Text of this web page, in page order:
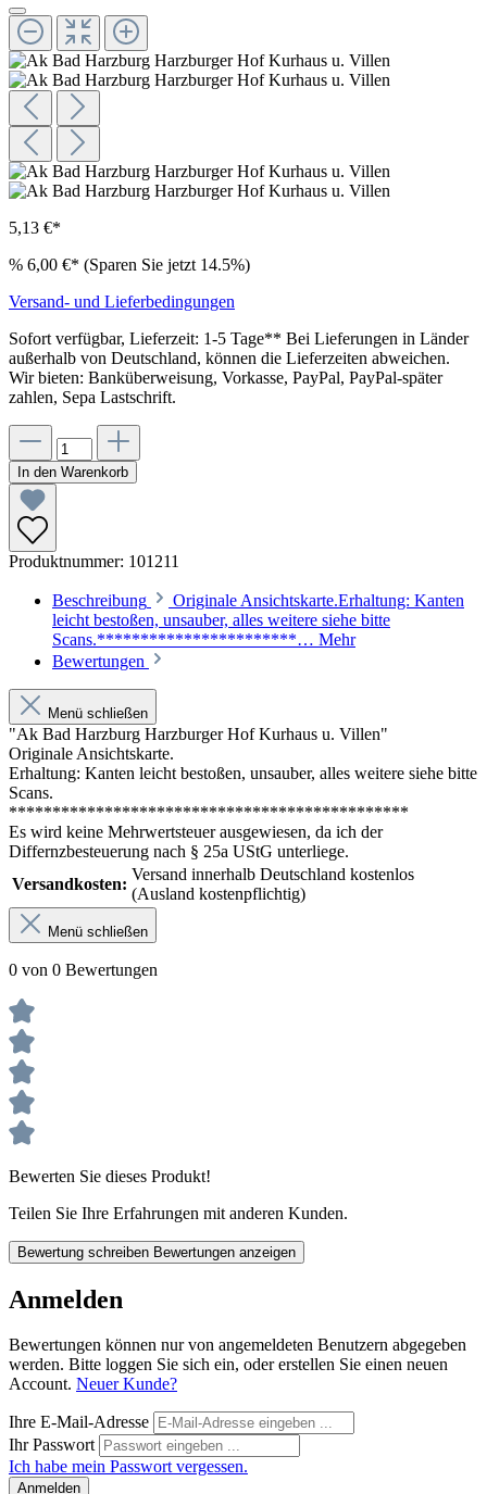
5,13 €*
% 6,00 €* (Sparen Sie jetzt 14.5%)
Versand- und Lieferbedingungen
Sofort verfügbar, Lieferzeit: 1-5 Tage** Bei Lieferungen in Länder
außerhalb von Deutschland, können die Lieferzeiten abweichen.
Wir bieten: Banküberweisung, Vorkasse, PayPal, PayPal-später
zahlen, Sepa Lastschrift.
In den Warenkorb
Produktnummer: 101211
Beschreibung
Originale Ansichtskarte.Erhaltung: Kanten
leicht bestoßen, unsauber, alles weitere siehe bitte
Scans.***********************… Mehr
Bewertungen
Menü schließen
"Ak Bad Harzburg Harzburger Hof Kurhaus u. Villen"
Originale Ansichtskarte.
Erhaltung: Kanten leicht bestoßen, unsauber, alles weitere siehe bitte
Scans.
**********************************************
Es wird keine Mehrwertsteuer ausgewiesen, da ich der
Differnzbesteuerung nach § 25a UStG unterliege.
Versandkosten:
Versand innerhalb Deutschland kostenlos
(Ausland kostenpflichtig)
Menü schließen
0 von 0 Bewertungen
Bewerten Sie dieses Produkt!
Teilen Sie Ihre Erfahrungen mit anderen Kunden.
Bewertung schreiben Bewertungen anzeigen
Anmelden
Bewertungen können nur von angemeldeten Benutzern abgegeben
werden. Bitte loggen Sie sich ein, oder erstellen Sie einen neuen
Account. Neuer Kunde?
Ihre E-Mail-Adresse
Ihr Passwort
Ich habe mein Passwort vergessen.
Anmelden